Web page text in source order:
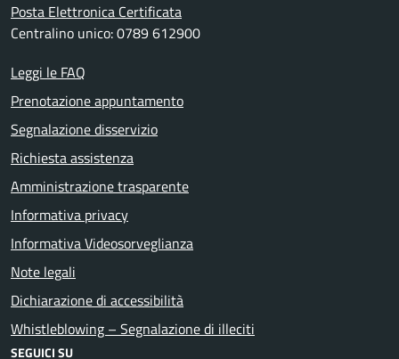
Posta Elettronica Certificata
Centralino unico: 0789 612900
Leggi le FAQ
Prenotazione appuntamento
Segnalazione disservizio
Richiesta assistenza
Amministrazione trasparente
Informativa privacy
Informativa Videosorveglianza
Note legali
Dichiarazione di accessibilità
Whistleblowing – Segnalazione di illeciti
SEGUICI SU